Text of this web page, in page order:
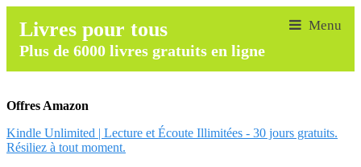
Livres pour tous
Plus de 6000 livres gratuits en ligne
Offres Amazon
Kindle Unlimited | Lecture et Écoute Illimitées - 30 jours gratuits.
Résiliez à tout moment.